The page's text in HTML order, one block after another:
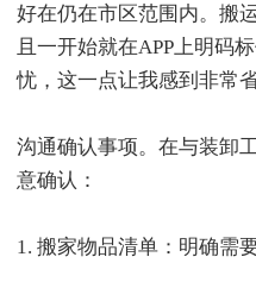
好在仍在市区范围内。搬
且一开始就在APP上明码
忧，这一点让我感到非常
沟通确认事项。在与装卸
意确认：
1. 搬家物品清单：明确需